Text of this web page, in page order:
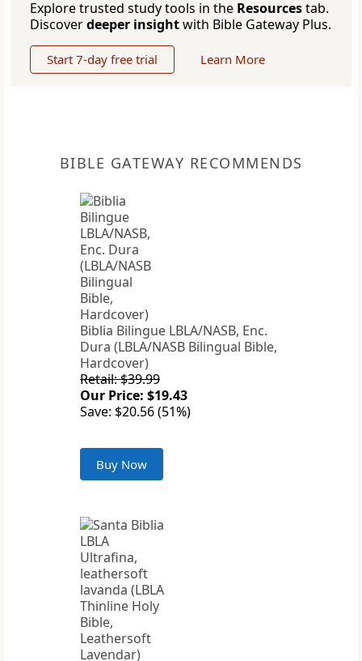
Explore trusted study tools in the Resourcestab.
Discoverdeeper insightwith Bible Gateway Plus.
Start 7-day free trial Learn More
BIBLE GATEWAY RECOMMENDS
Biblia Bilingue LBLA/NASB, Enc.
Dura (LBLA/NASB Bilingual Bible,
Hardcover)
Retail: $39.99
Our Price: $19.43
Save: $20.56 (51%)
Buy Now